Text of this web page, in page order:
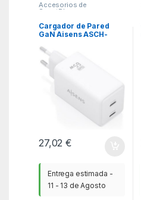
Accesorios de
SmartPhones
+60W,KSA
Cargador de Pared
GaN Aisens ASCH-
Tipo-C/ 65W/ Blanco
27,02€
Entrega estimada -
11 - 13 de Agosto